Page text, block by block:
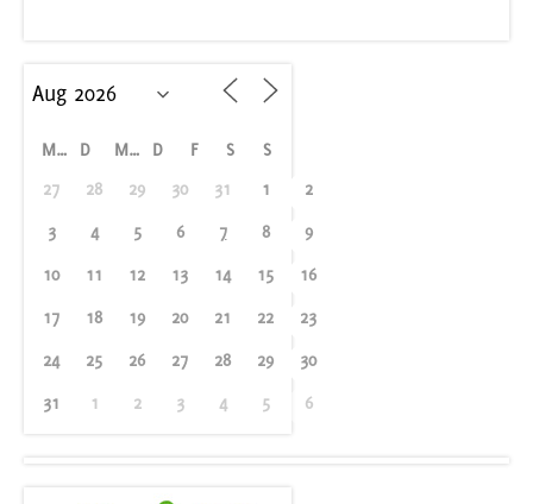
M D M D F S
S
27
28 29 30 31 1 2
3 4 5 6 7 8 9
10 11 12 13 14 15 16
17 18 19 20 21 22 23
24 25 26 27 28 29 30
31 1 2 3 4 5 6